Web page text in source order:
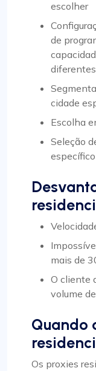
escolher
de
cidade
Escolha
Seleção
mais de
O cliente
volume
Quando
Os proxies